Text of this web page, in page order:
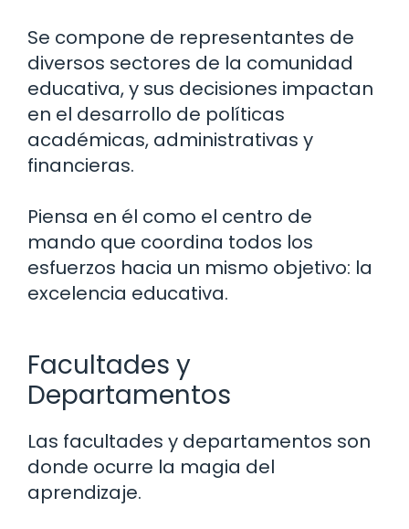
Se compone de representantes de
diversos sectores de la comunidad
educativa, y sus decisiones impactan
en el desarrollo de políticas
académicas, administrativas y
financieras.
Piensa en él como el centro de
mando que coordina todos los
esfuerzos hacia un mismo objetivo: la
excelencia educativa.
Facultades y
Departamentos
Las facultades y departamentos son
donde ocurre la magia del
aprendizaje.